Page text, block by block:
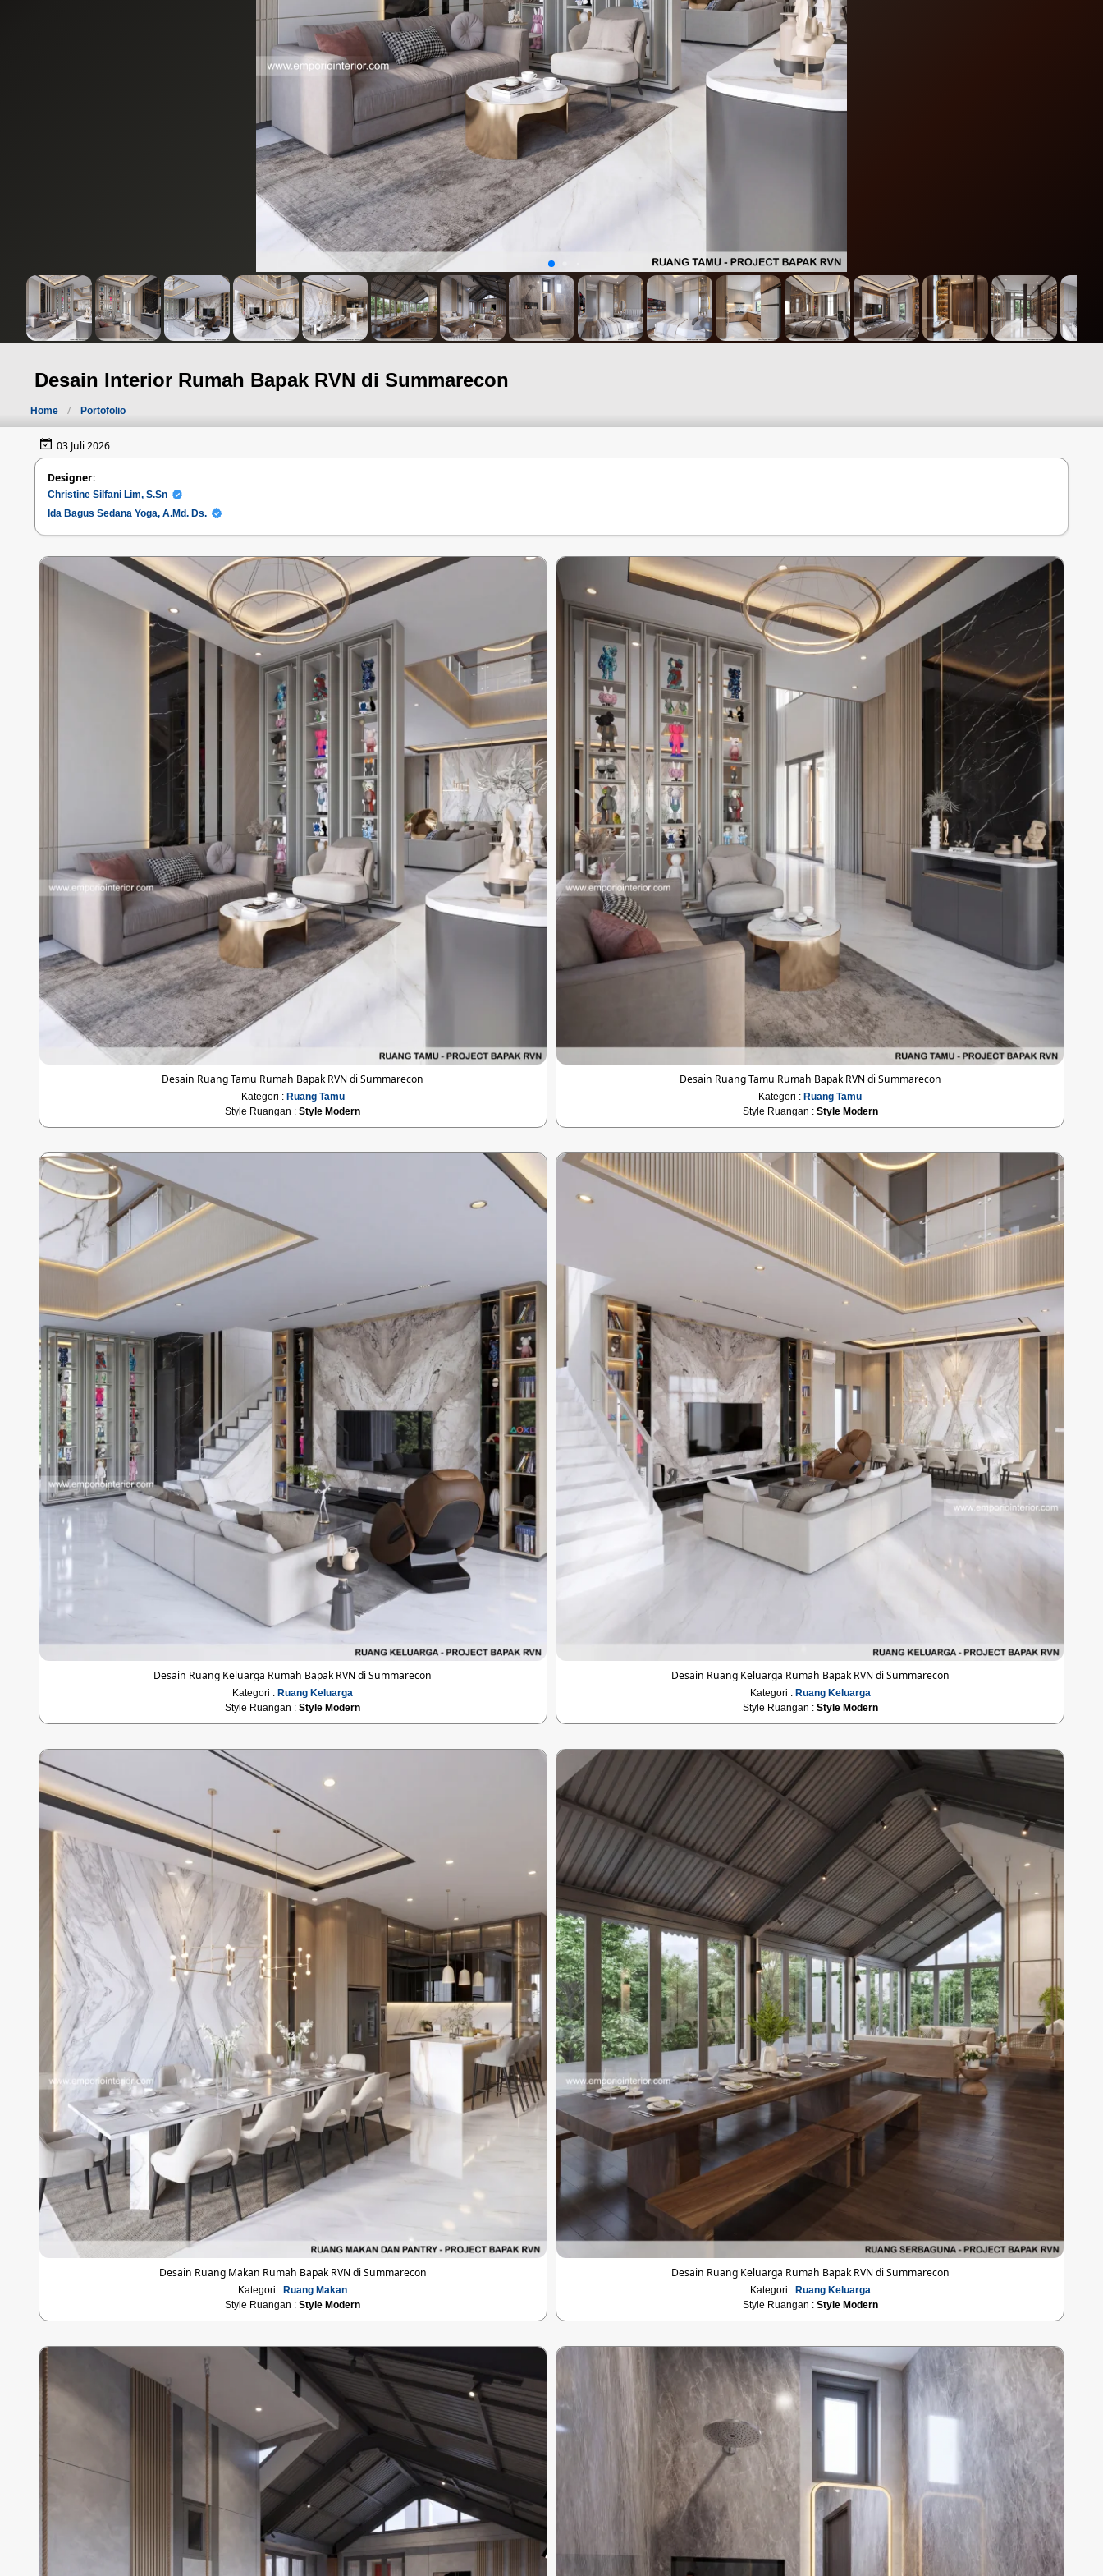
Desain Interior Rumah Bapak RVN di Summarecon
Home Portofolio
03 Juli 2026
Designer:
Christine Silfani Lim, S.Sn
Ida Bagus Sedana Yoga, A.Md. Ds.
Desain Ruang Tamu Rumah Bapak RVN di Summarecon
Kategori : Ruang Tamu
Style Ruangan :Style Modern
Desain Ruang Tamu Rumah Bapak RVN di Summarecon
Kategori : Ruang Tamu
Style Ruangan : Style Modern
Desain Ruang Keluarga Rumah Bapak RVN di Summarecon
Kategori : Ruang Keluarga
Style Ruangan :Style Modern
Desain Ruang Keluarga Rumah Bapak RVN di Summarecon
Kategori : Ruang Keluarga
Style Ruangan : Style Modern
Desain Ruang Makan Rumah Bapak RVN di Summarecon
Kategori :Ruang Makan
Style Ruangan :Style Modern
Desain Ruang Keluarga Rumah Bapak RVN di Summarecon
Kategori : Ruang Keluarga
Style Ruangan : Style Modern